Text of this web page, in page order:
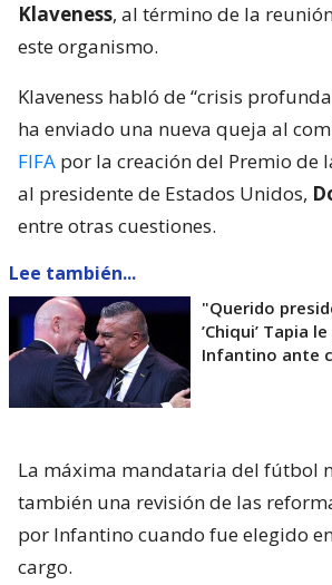
Klaveness, al término de la
este organismo.
Klaveness habló de “crisis
ha enviado una nueva queja al
FIFA por la creación del Premio de
al presidente de Estados Unidos,
entre otras cuestiones.
Lee también...
"Querido
’Chiqui’ Tapia
Infantino ante
La máxima mandataria del fútbol
también una revisión de las
por Infantino cuando fue elegido
cargo.